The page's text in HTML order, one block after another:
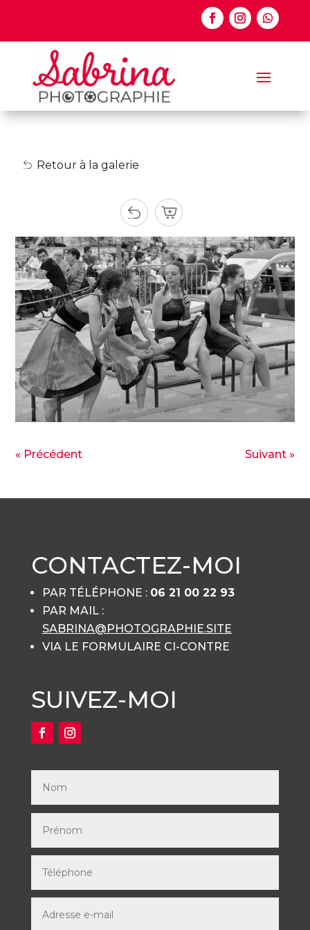
Retour à la galerie
« Précédent Suivant »
CONTACTEZ-MOI
PAR TÉLÉPHONE : 06 21 00 22 93
PAR MAIL :
SABRINA@PHOTOGRAPHIE.SITE
VIA LE FORMULAIRE CI-CONTRE
SUIVEZ-MOI